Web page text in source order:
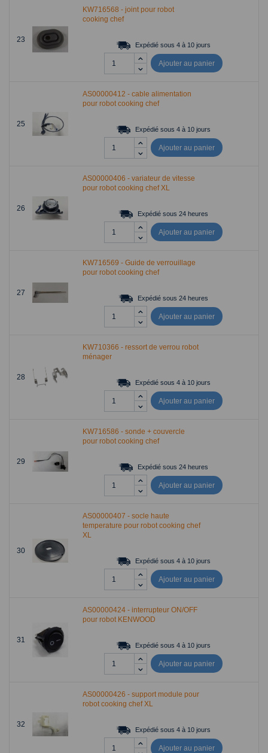
23
KW716568 - joint pour robot
cooking chef
Expédié sous 4 à 10 jours
Ajouter au panier
25
AS00000412 - cable alimentation
pour robot cooking chef
Expédié sous 4 à 10 jours
Ajouter au panier
26
AS00000406 - variateur de vitesse
pour robot cooking chef XL
Expédié sous 24 heures
Ajouter au panier
27
KW716569 - Guide de verrouillage
pour robot cooking chef
Expédié sous 24 heures
Ajouter au panier
28
KW710366 - ressort de verrou robot
ménager
Expédié sous 4 à 10 jours
Ajouter au panier
29
KW716586 - sonde + couvercle
pour robot cooking chef
Expédié sous 24 heures
Ajouter au panier
30
AS00000407 - socle haute
temperature pour robot cooking chef
XL
Expédié sous 4 à 10 jours
Ajouter au panier
31
AS00000424 - interrupteur ON/OFF
pour robot KENWOOD
Expédié sous 4 à 10 jours
Ajouter au panier
32
AS00000426 - support module pour
robot cooking chef XL
Expédié sous 4 à 10 jours
Ajouter au panier